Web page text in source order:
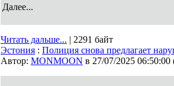
Далее...
Читать дальше... | 2291 байт
Эстония : Полиция снова предлагает
Автор: MONMOON в 27/07/2025 06:50:00